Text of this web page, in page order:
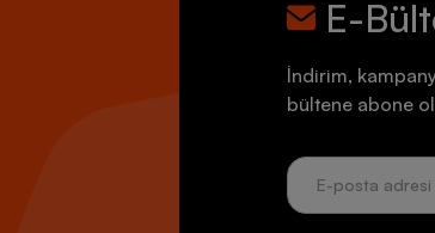
E-
İndirim,
bültene abone